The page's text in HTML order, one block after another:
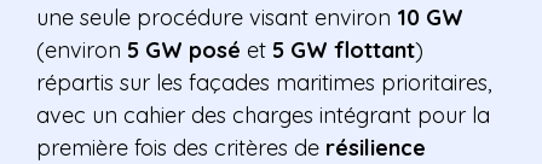
une seule procédure visant environ 10 GW
(environ 5 GW posé et 5 GW flottant)
répartis sur les façades maritimes prioritaires,
avec un cahier des charges intégrant pour la
première fois des critères de résilience